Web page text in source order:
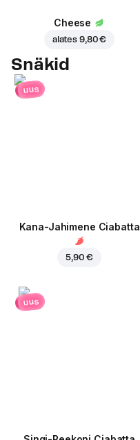
Cheese
alates 9,80 €
Snäkid
uus
Kana-Jahimene Ciabatta
5,90 €
uus